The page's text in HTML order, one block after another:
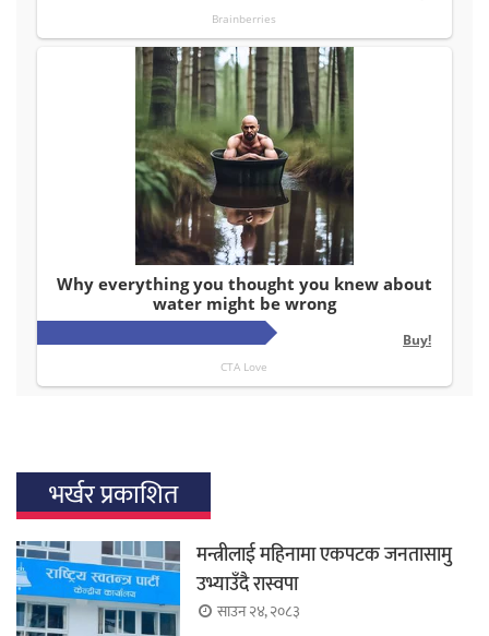
भर्खर प्रकाशित
मन्त्रीलाई महिनामा एकपटक जनतासामु
उभ्याउँदै रास्वपा
साउन २४, २०८३